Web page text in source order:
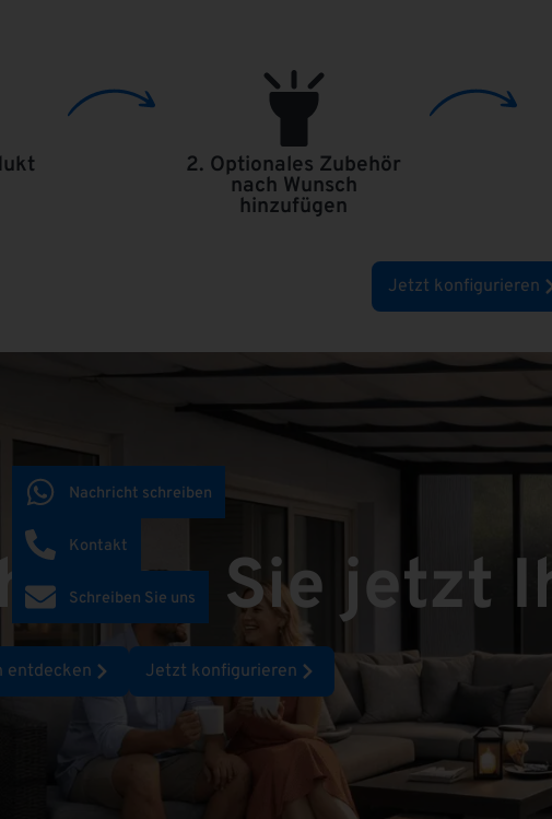
2. Optionales Zubehör
nach Wunsch
hinzufügen
Jetzt konfigurieren
Sie jetzt
entdecken Jetzt konfigurieren
Nachricht schreiben
Kontakt
Schreiben Sie uns